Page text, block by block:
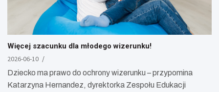
Więcej szacunku dla młodego wizerunku!
2026-06-10
Dziecko ma prawo do ochrony wizerunku – przypomina
Katarzyna Hernandez, dyrektorka Zespołu Edukacji